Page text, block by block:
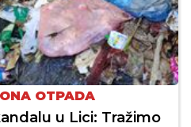
OTPADA
u Lici: Tražimo